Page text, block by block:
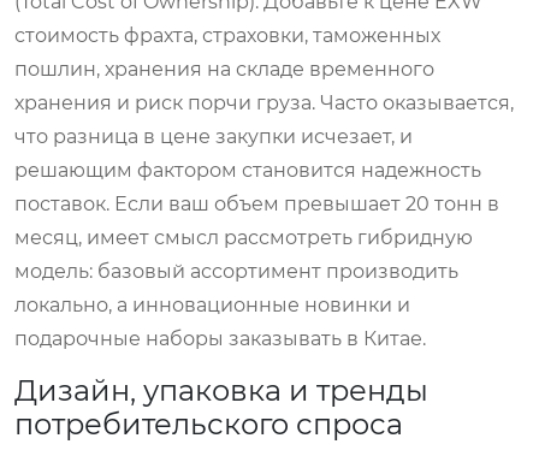
стоимость фрахта, страховки, таможенных
пошлин, хранения на складе временного
хранения и риск порчи груза. Часто оказывается,
что разница в цене закупки исчезает, и
решающим фактором становится надежность
поставок. Если ваш объем превышает 20 тонн в
месяц, имеет смысл рассмотреть гибридную
модель: базовый ассортимент производить
локально, а инновационные новинки и
подарочные наборы заказывать в Китае.
Дизайн, упаковка и тренды
потребительского спроса